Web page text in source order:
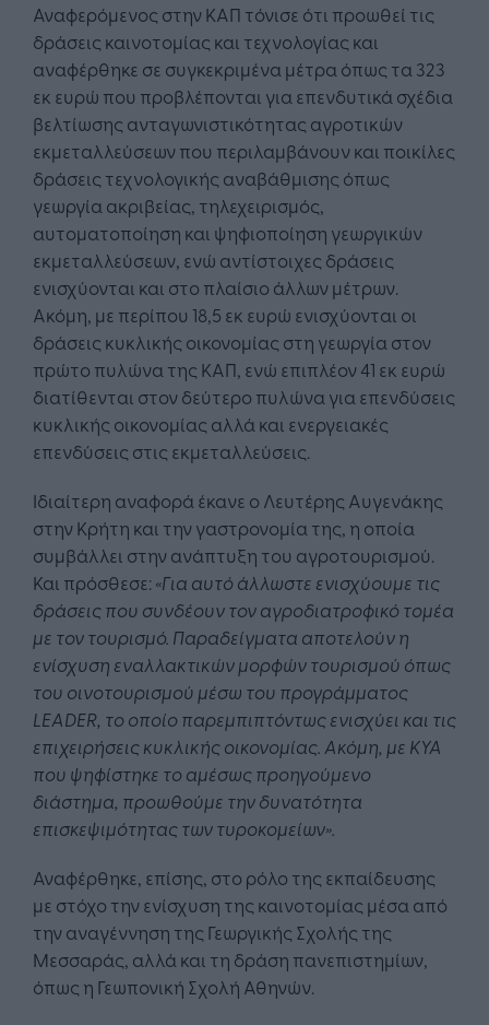
Αναφερόμενος στην ΚΑΠ τόνισε ότι προωθεί τις
δράσεις καινοτομίας και τεχνολογίας και
αναφέρθηκε σε συγκεκριμένα μέτρα όπως τα 323
εκ ευρώ που προβλέπονται για επενδυτικά σχέδια
βελτίωσης ανταγωνιστικότητας αγροτικών
εκμεταλλεύσεων που περιλαμβάνουν και ποικίλες
δράσεις τεχνολογικής αναβάθμισης όπως
γεωργία ακριβείας, τηλεχειρισμός,
αυτοματοποίηση και ψηφιοποίηση γεωργικών
εκμεταλλεύσεων, ενώ αντίστοιχες δράσεις
ενισχύονται και στο πλαίσιο άλλων μέτρων.
Ακόμη, με περίπου 18,5 εκ ευρώ ενισχύονται οι
δράσεις κυκλικής οικονομίας στη γεωργία στον
πρώτο πυλώνα της ΚΑΠ, ενώ επιπλέον 41 εκ ευρώ
διατίθενται στον δεύτερο πυλώνα για επενδύσεις
κυκλικής οικονομίας αλλά και ενεργειακές
επενδύσεις στις εκμεταλλεύσεις.
Ιδιαίτερη αναφορά έκανε ο Λευτέρης Αυγενάκης
στην Κρήτη και την γαστρονομία της, η οποία
συμβάλλει στην ανάπτυξη του αγροτουρισμού.
Και πρόσθεσε: «Για αυτό άλλωστε ενισχύουμε τις
δράσεις που συνδέουν τον αγροδιατροφικό τομέα
με τον τουρισμό. Παραδείγματα αποτελούν η
ενίσχυση εναλλακτικών μορφών τουρισμού όπως
του οινοτουρισμού μέσω του προγράμματος
LEADER, το οποίο παρεμπιπτόντως ενισχύει και τις
επιχειρήσεις κυκλικής οικονομίας. Ακόμη, με ΚΥΑ
που ψηφίστηκε το αμέσως προηγούμενο
διάστημα, προωθούμε την δυνατότητα
επισκεψιμότητας των τυροκομείων».
Αναφέρθηκε, επίσης, στο ρόλο της εκπαίδευσης
με στόχο την ενίσχυση της καινοτομίας μέσα από
την αναγέννηση της Γεωργικής Σχολής της
Μεσσαράς, αλλά και τη δράση πανεπιστημίων,
όπως η Γεωπονική Σχολή Αθηνών.